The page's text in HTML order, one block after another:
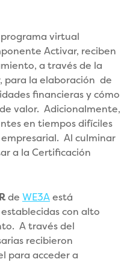
virtual
Activar, reciben
a través de la
para la elaboración de
financieras y cómo
valor. Adicionalmente,
en tiempos difíciles
Al culminar
a la Certificación
de WE3Aestá
con alto
A través del
recibieron
para acceder a